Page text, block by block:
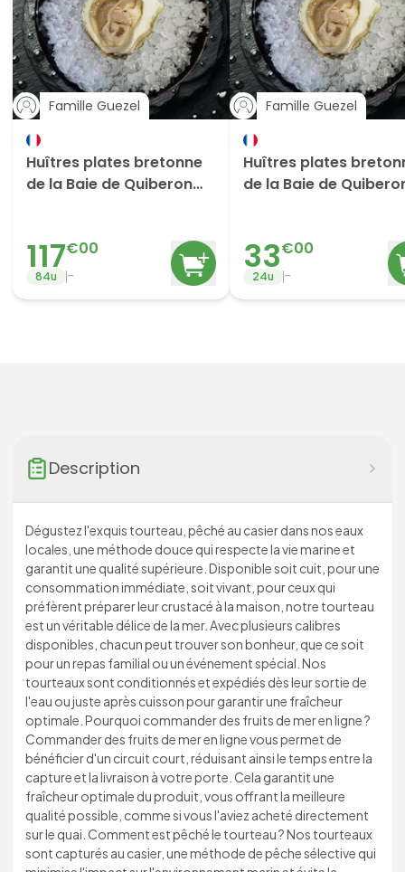
Famille Guezel
Huîtres plates bretonne
de la Baie de Quiberon
117€00
84u -
Famille Guezel
Huîtres plates
de la Baie de
33€00
24u -
Description
Dégustez l'exquis tourteau, pêché au casier dans nos eaux
locales, une méthode douce qui respecte la vie marine et
garantit une qualité supérieure. Disponible soit cuit, pour une
consommation immédiate, soit vivant, pour ceux qui
préfèrent préparer leur crustacé à la maison, notre tourteau
est un véritable délice de la mer. Avec plusieurs calibres
disponibles, chacun peut trouver son bonheur, que ce soit
pour un repas familial ou un événement spécial. Nos
tourteaux sont conditionnés et expédiés dès leur sortie de
l'eau ou juste après cuisson pour garantir une fraîcheur
optimale. Pourquoi commander des fruits de mer en ligne ?
Commander des fruits de mer en ligne vous permet de
bénéficier d'un circuit court, réduisant ainsi le temps entre la
capture et la livraison à votre porte. Cela garantit une
fraîcheur optimale du produit, vous offrant la meilleure
qualité possible, comme si vous l'aviez acheté directement
sur le quai. Comment est pêché le tourteau ? Nos tourteaux
sont capturés au casier, une méthode de pêche sélective qui